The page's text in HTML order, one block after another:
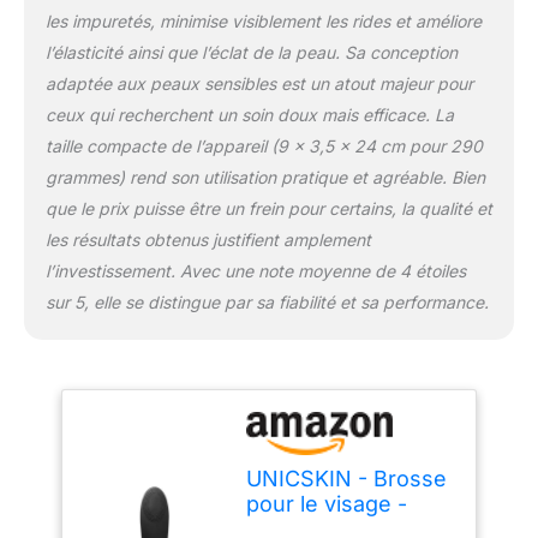
Démaquillez-vous avec
choisissez la vitesse 1-3
pour les peaux hyper-
sensibles, la vitesse 4-6
pour les peaux normales
ou la vitesse 7 pour les
peaux matures. Ensuite,
appliquez le rituel de
beauté de base (sérum,
contour et crème). Pour
un effet lifting plus
efficace, massez le
la brosse et 3 gouttes de
Massage Face + Mood
for Blue. ✅NETTOYAGE
technologie T-Sonic aide
à nettoyer et à
les impuretés, minimise visiblement les rides et améliore
l’élasticité ainsi que l’éclat de la peau. Sa conception
adaptée aux peaux sensibles est un atout majeur pour
ceux qui recherchent un soin doux mais efficace. La
taille compacte de l’appareil (9 x 3,5 x 24 cm pour 290
grammes) rend son utilisation pratique et agréable. Bien
que le prix puisse être un frein pour certains, la qualité et
les résultats obtenus justifient amplement
l’investissement. Avec une note moyenne de 4 étoiles
sur 5, elle se distingue par sa fiabilité et sa performance.
UNICSKIN - Brosse
pour le visage -